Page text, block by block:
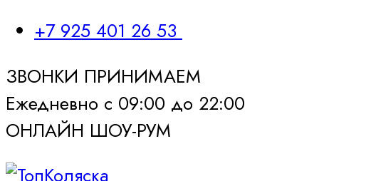
+7 925 401 26 53
ЗВОНКИ ПРИНИМАЕМ
Ежедневно с 09:00 до 22:00
ОНЛАЙН ШОУ-РУМ